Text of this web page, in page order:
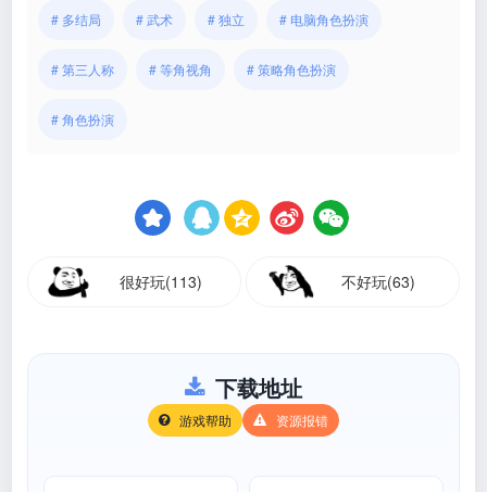
# 多结局 # 武术 # 独立 # 电脑角色扮演
# 第三人称 # 等角视角 # 策略角色扮演
# 角色扮演
很好玩(113) 不好玩(63)
下载地址
游戏帮助 资源报错